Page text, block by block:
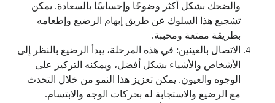
والضحك بشكل أكثر وضوحًا وإحساسًا بالسعادة. يمكن
تشجيع هذا السلوك عن طريق إبهام الرضيع وإطعامه
بطريقة ممتعة ومحببة.
الاتصال بالعينين: في هذه المرحلة، يبدأ الرضيع بالنظر إلى
الأشخاص والأشياء بشكل أفضل، ويمكنه التركيز على
الوجوه والعيون. يمكن تعزيز هذا النمو من خلال التحدث
مع الرضيع والاستجابة له بحركات الوجه والابتسام.